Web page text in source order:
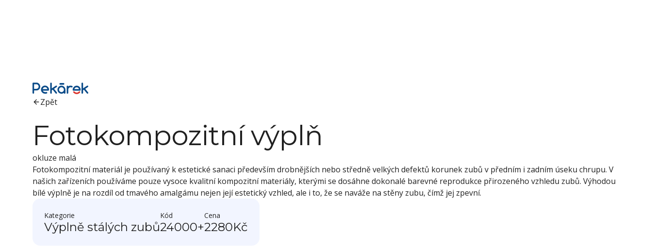
Zpět
Fotokompozitní výplň
okluze malá
Fotokompozitní materiál je používaný k estetické sanaci především drobnějších nebo středně velkých defektů korunek zubů v předním i zadním úseku chrupu. V
našich zařízeních používáme pouze vysoce kvalitní kompozitní materiály, kterými se dosáhne dokonalé barevné reprodukce přirozeného vzhledu zubů. Výhodou
bílé výplně je na rozdíl od tmavého amalgámu nejen její estetický vzhled, ale i to, že se naváže na stěny zubu, čímž jej zpevní.
Kategorie
Výplně stálých zubů
Kód
24000+
Cena
2280Kč